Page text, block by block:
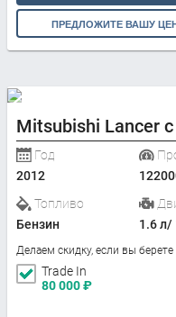
ПРЕДЛОЖИТЕ ВАШУ
Mitsubishi Lancer
Год
2012
Топливо
Бензин
1.6 л/
Делаем скидку, если вы берете
Trade In
80 000₽